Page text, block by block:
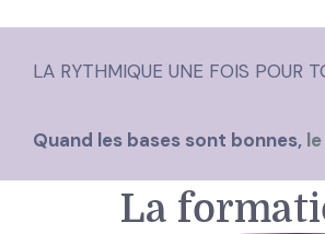
LA RYTHMIQUE UNE FOIS POUR
Quand les bases sont bonnes,
La